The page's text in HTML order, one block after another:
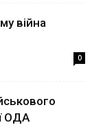
війна
0
ОДА